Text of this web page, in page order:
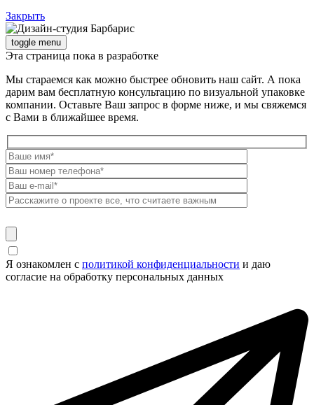
Закрыть
toggle menu
Эта страница пока в разработке
Мы стараемся как можно быстрее обновить наш сайт. А пока
дарим вам бесплатную консультацию по визуальной упаковке
компании. Оставьте Ваш запрос в форме ниже, и мы свяжемся
с Вами в ближайшее время.
Я ознакомлен с политикой конфиденциальности и даю
согласие на обработку персональных данных